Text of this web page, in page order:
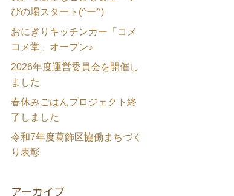
びの場スタート(^ー^)
おにぎりキッチンカー「コメ
コメ堂」オープン♪
2026年度運営委員会を開催し
ました
春休みごはんプロジェクト終
了しました
令和7年度葛飾区協働まちづく
り表彰
アーカイブ